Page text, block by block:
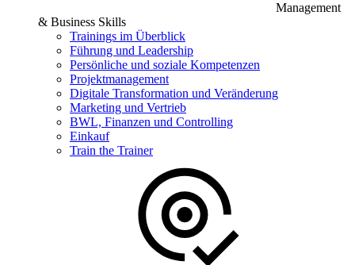
Management
& Business Skills
Trainings im Überblick
Führung und Leadership
Persönliche und soziale Kompetenzen
Projektmanagement
Digitale Transformation und Veränderung
Marketing und Vertrieb
BWL, Finanzen und Controlling
Einkauf
Train the Trainer